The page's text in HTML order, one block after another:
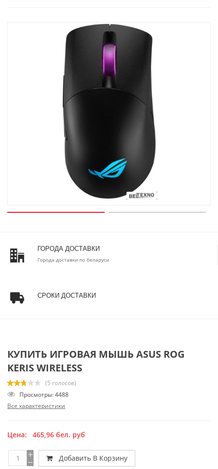
ГОРОДА ДОСТАВКИ
Города доставки по беларуси
СРОКИ ДОСТАВКИ
КУПИТЬ ИГРОВАЯ МЫШЬ ASUS ROG
KERIS WIRELESS
(5 голосов)
Просмотры: 4488
Все характеристики
Цена: 465,96 бел. руб
Добавить В Корзину